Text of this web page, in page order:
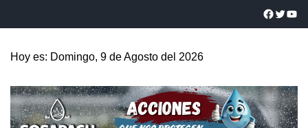
Hoy es: Domingo, 9 de Agosto del 2026